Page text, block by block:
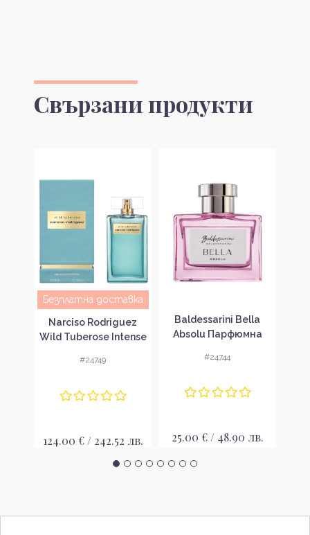
Свързани продукти
Безплатна доставка
Narciso Rodriguez
Wild Tuberose Intense
жени EDP
#24749
124.00 € / 242.52 лв.
Baldessarini Bella
Absolu Парфюмна
#24744
25.00 € / 48.90 лв.